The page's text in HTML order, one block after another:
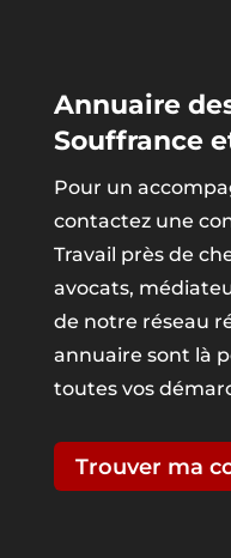
Annuaire
Souffrance
Pour un
contactez une
Travail près de
avocats,
de notre réseau
annuaire sont là
toutes vos
Trouver ma